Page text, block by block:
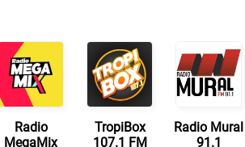
Radio
MegaMix
TropiBox
107.1 FM
Radio Mural
91.1